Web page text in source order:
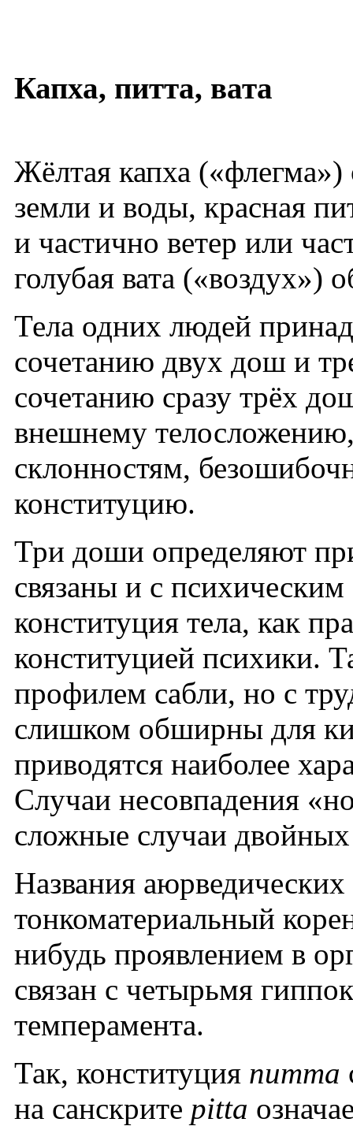
Капха, питта, вата
Жёлтая капха («флегма»)
земли и воды, красная
и частично ветер или
голубая вата («воздух»)
Тела одних людей
сочетанию двух дош и
сочетанию сразу трёх
внешнему
склонностям,
конституцию.
Три доши определяют
связаны и с
конституция тела, как
конституцией психики.
профилем сабли, но с
слишком обширны для
приводятся наиболее
Случаи несовпадения
сложные случаи
Названия
тонкоматериальный
нибудь проявлением в
связан с четырьмя
темперамента.
Так, конституция питта
на санскрите pitta